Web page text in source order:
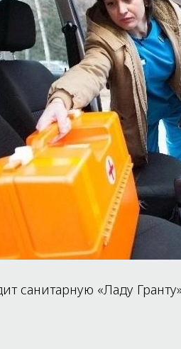
санитарную «Ладу